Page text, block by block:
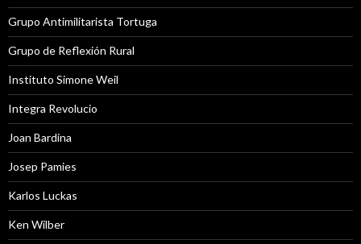
Grupo Antimilitarista Tortuga
Grupo de Reflexión Rural
Instituto Simone Weil
Integra Revolucio
Joan Bardina
Josep Pamies
Karlos Luckas
Ken Wilber